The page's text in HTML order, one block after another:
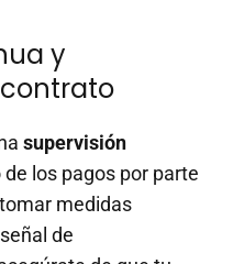
y
supervisión
los pagos por parte
medidas
de